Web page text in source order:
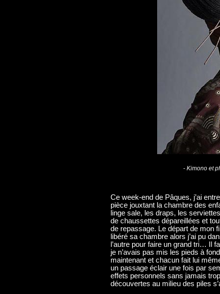
- Kimono et
Ce week-end de Pâques, j’ai
pièce jouxtant la chambre des
linge sale, les draps, les
de chaussettes dépareillées et
de repassage. Le départ de mon
libéré sa chambre alors j’ai pu
l’autre pour faire un grand tri… Il
je n’avais pas mis les pieds à
maintenant et chacun fait lui
un passage éclair une fois par
effets personnels sans jamais
découvertes au milieu des piles